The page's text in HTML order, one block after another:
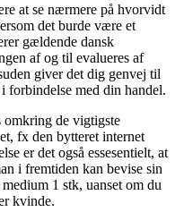
at se nærmere på hvorvidt
det burde være et
gældende dansk
af og til evalueres af
giver det dig genvej til
forbindelse med din handel.
omkring de vigtigste
fx den bytteret internet
er det også essesentielt, at
i fremtiden kan bevise sin
1 stk, uanset om du
kvinde.